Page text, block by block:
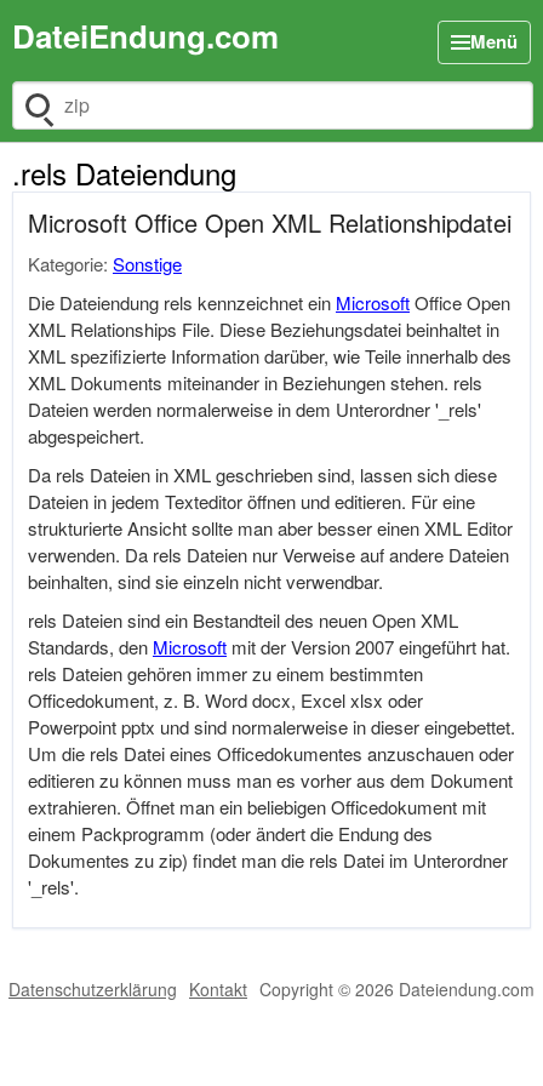
DateiEndung.com Menü
Dateiendung suchen
.rels Dateiendung
Microsoft Office Open XML Relationshipdatei
Kategorie: Sonstige
Die Dateiendung rels kennzeichnet ein MicrosoftOffice Open
XML Relationships File. Diese Beziehungsdatei beinhaltet in
XML spezifizierte Information darüber, wie Teile innerhalb des
XML Dokuments miteinander in Beziehungen stehen. rels
Dateien werden normalerweise in dem Unterordner '_rels'
abgespeichert.
Da rels Dateien in XML geschrieben sind, lassen sich diese
Dateien in jedem Texteditor öffnen und editieren. Für eine
strukturierte Ansicht sollte man aber besser einen XML Editor
verwenden. Da rels Dateien nur Verweise auf andere Dateien
beinhalten, sind sie einzeln nicht verwendbar.
rels Dateien sind ein Bestandteil des neuen Open XML
Standards, den Microsoft mit der Version 2007 eingeführt hat.
rels Dateien gehören immer zu einem bestimmten
Officedokument, z. B. Word docx, Excel xlsx oder
Powerpoint pptx und sind normalerweise in dieser eingebettet.
Um die rels Datei eines Officedokumentes anzuschauen oder
editieren zu können muss man es vorher aus dem Dokument
extrahieren. Öffnet man ein beliebigen Officedokument mit
einem Packprogramm (oder ändert die Endung des
Dokumentes zu zip) findet man die rels Datei im Unterordner
'_rels'.
Datenschutzerklärung Kontakt Copyright © 2026 Dateiendung.com